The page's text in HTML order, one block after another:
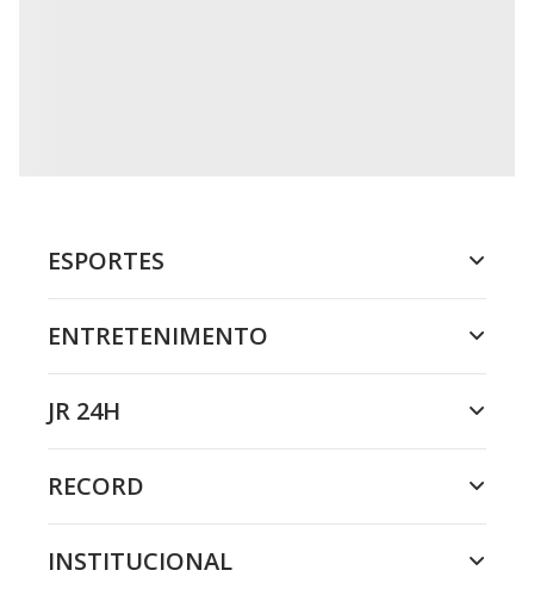
ESPORTES
ENTRETENIMENTO
JR 24H
RECORD
INSTITUCIONAL